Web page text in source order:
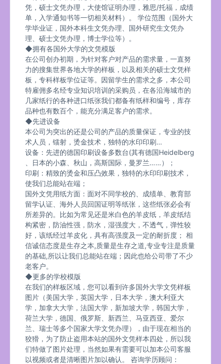
凭，硕士文凭办理，大使馆证明办理，雅思/托福，成绩
单，入学通知书等一切相关材料）。 学位范围（国外大
学毕业证，国外本科生文凭办理、国外研究生文凭办
理、硕士文凭办理，博士学位等）。
◆拥有各国外大学的文凭模版
在公司创办初期，为针对客户对产品的需求量，一直努
力的搜集世界各地大学的样板，以及相关的硕士文凭样
板，专科样板学位证等。因留学生的需求之多，本公司
特雇佣多名经专业知识培训的采购员，在各沿海城市的
几家纸行的各种进口纸张我们都备有纸样和编号，库存
品种也有数百个，能充分满足客户的需求。
◆先进设备
本公司为突出的还是公司的产品的质量保证，专业的技
术人员，镭射，烫金技术，独特的水印印刷…
设备：先进的德国印刷设备多数台(其有德国Heidelberg
、日本的小森、秋山，高斯国际，曼罗兰……）；
印刷：精致的烫金和压凸效果，独特的水印印刷技术，
使我们总能站在端；
国外文凭用纸方面：面对不同学校的、成绩单、教育部
留学认证、海外人员回国证明等纸张，这些纸张必会有
所差异的。比如为常见还是米白色的羊皮纸，羊皮纸结
构紧密，防油性强，防水，湿强度大，不透气，弹性较
好，该纸经过羊皮化，具有高强度及一定的耐折度； 相
信诚信态度是生存之本,质量是生存之道,专业专注是质量
的基础,所以让我们总能站在端；因此也给公司带了不少
老客户。
◆更多的学校模版
在我们的样板区域，您可以看到许多国外大学文凭样板
图片（美国大学，英国大学，日本大学，澳大利亚大
学，加拿大大学，法国大学，新加坡大学，韩国大学，
荷兰大学，德国、俄罗斯、新西兰、马亚西亚、爱尔
兰、瑞士等多个国家大学文凭办理），由于现在相当的
狡猾，为了防止盗用本站的国外文凭样本四处，所以我
们特做了图片处理，当然如果有需要可以加本公司客服
以视频或者是清晰图片加以确认。 咨询学历顾问：